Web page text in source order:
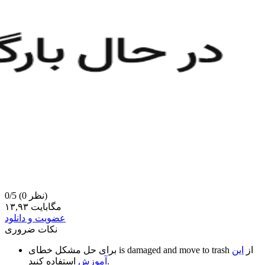
0/5
(0 نظر)
۱۳,۹۳ مگابایت
عضویت و دانلود
نکات ضروری
is damaged and move to trash از
این
آموزش استفاده کنید.